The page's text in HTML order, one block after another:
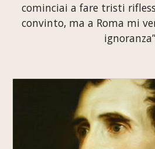
cominciai a fare tristi
convinto, ma a Roma mi